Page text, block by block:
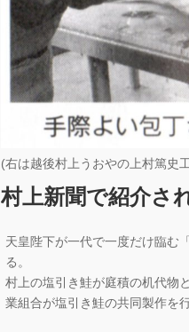
(右は越後村上うおやの上村篤史工
村上新聞で紹介さ
天皇陛下が一代で一度だけ臨む
る。
村上の塩引き鮭が庭積の机代物
業組合が塩引き鮭の共同製作を行